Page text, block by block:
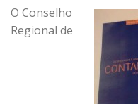
O Conselho
Regional de